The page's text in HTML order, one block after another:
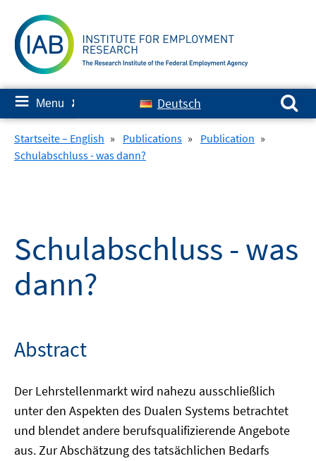
content
≡ Menu ✘ Deutsch
Search for:
Startseite – English » Publications » Publication »
Schulabschluss - was dann?
Schulabschluss - was
dann?
Abstract
Der Lehrstellenmarkt wird nahezu ausschließlich
unter den Aspekten des Dualen Systems betrachtet
und blendet andere berufsqualifizierende Angebote
aus. Zur Abschätzung des tatsächlichen Bedarfs